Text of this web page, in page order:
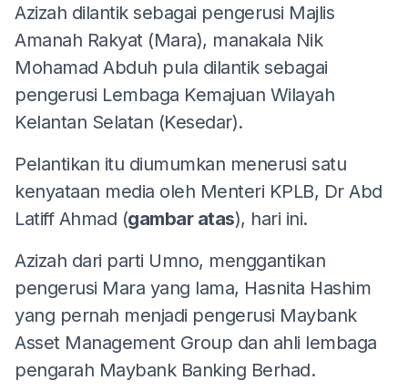
Azizah dilantik sebagai pengerusi Majlis
Amanah Rakyat (Mara), manakala Nik
Mohamad Abduh pula dilantik sebagai
pengerusi Lembaga Kemajuan Wilayah
Kelantan Selatan (Kesedar).
Pelantikan itu diumumkan menerusi satu
kenyataan media oleh Menteri KPLB, Dr Abd
Latiff Ahmad (gambar atas), hari ini.
Azizah dari parti Umno, menggantikan
pengerusi Mara yang lama, Hasnita Hashim
yang pernah menjadi pengerusi Maybank
Asset Management Group dan ahli lembaga
pengarah Maybank Banking Berhad.